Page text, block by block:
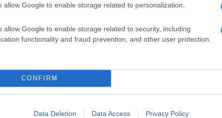
allow Google to enable storage related to personalization.
allow Google to enable storage related to security, including
functionality and fraud prevention, and other user protection.
CONFIRM
Data Deletion Data Access Privacy Policy